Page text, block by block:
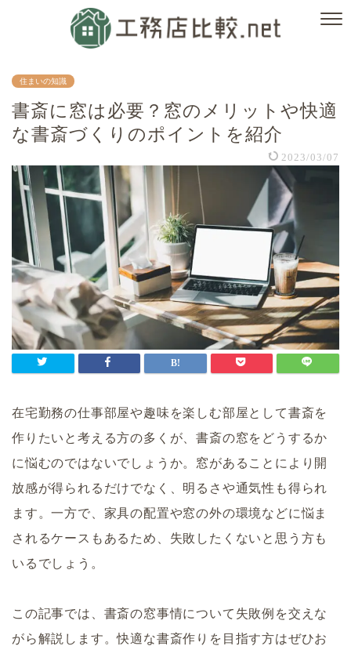
住まいの知識
書斎に窓は必要？窓のメリットや快適
な書斎づくりのポイントを紹介
2023/03/07
在宅勤務の仕事部屋や趣味を楽しむ部屋として書斎を
作りたいと考える方の多くが、書斎の窓をどうするか
に悩むのではないでしょうか。窓があることにより開
放感が得られるだけでなく、明るさや通気性も得られ
ます。一方で、家具の配置や窓の外の環境などに悩ま
されるケースもあるため、失敗したくないと思う方も
いるでしょう。
この記事では、書斎の窓事情について失敗例を交えな
がら解説します。快適な書斎作りを目指す方はぜひお